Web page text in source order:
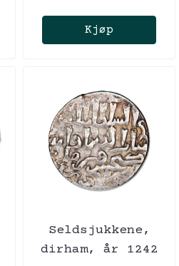
Kjøp
Seldsjukkene,
dirham, år 1242